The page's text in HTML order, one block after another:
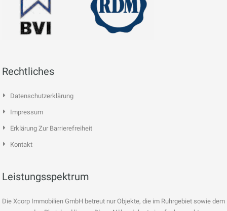
Rechtliches
Datenschutzerklärung
Impressum
Erklärung Zur Barrierefreiheit
Kontakt
Leistungsspektrum
Die Xcorp Immobilien GmbH betreut nur Objekte, die im Ruhrgebiet sowie dem